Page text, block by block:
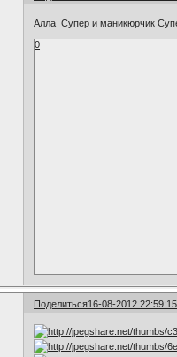
Алла Супер и маникюрчик
0
Поделиться16-08-2012 22:59:15